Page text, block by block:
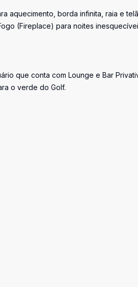
aquecimento, borda infinita, raia e
(Fireplace) para noites
que conta com Lounge e Bar
o verde do Golf.